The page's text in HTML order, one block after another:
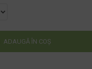
ADAUGĂ ÎN COŞ